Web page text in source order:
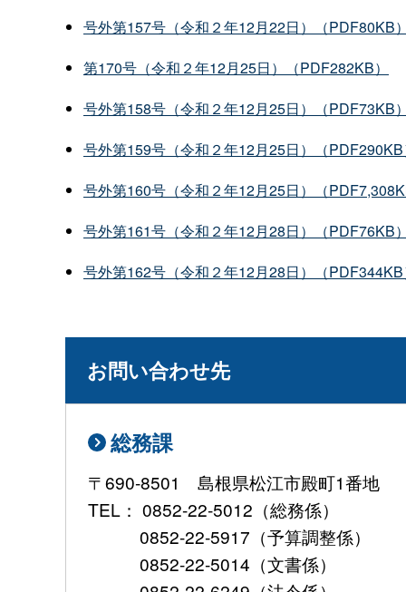
号外第157号（令和２年12月22日）（PDF80KB）
第170号（令和２年12月25日）（PDF282KB）
号外第158号（令和２年12月25日）（PDF73KB）
号外第159号（令和２年12月25日）（PDF290KB
号外第160号（令和２年12月25日）（
号外第161号（令和２年12月28日）（PDF76KB）
号外第162号（令和２年12月28日）（PDF344KB
お問い合わせ先
総務課
〒690-8501 島根県松江市殿町1番地
TEL： 0852-22-5012（総務係）
0852-22-5917（予算調整係）
0852-22-5014（文書係）